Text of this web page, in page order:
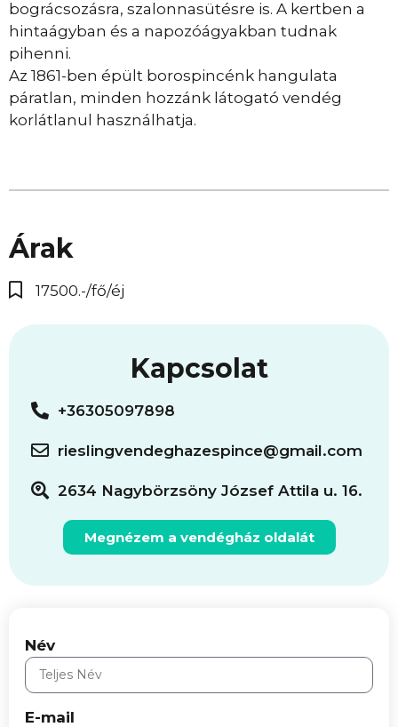
bográcsozásra, szalonnasütésre is. A kertben a
hintaágyban és a napozóágyakban tudnak
pihenni.
Az 1861-ben épült borospincénk hangulata
páratlan, minden hozzánk látogató vendég
korlátlanul használhatja.
Árak
17500.-/fő/éj
Kapcsolat
+36305097898
rieslingvendeghazespince@gmail.com
2634 Nagybörzsöny József Attila u. 16.
Megnézem a vendégház oldalát
Név
E-mail